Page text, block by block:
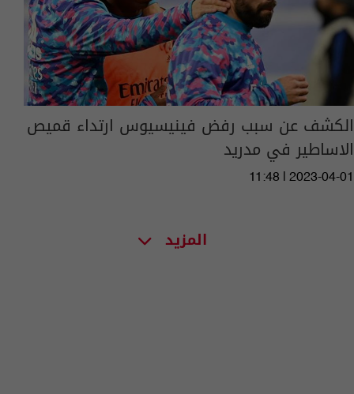
الكشف عن سبب رفض فينيسيوس ارتداء قميص
الاساطير في مدريد
11:48 | 2023-04-01
المزيد